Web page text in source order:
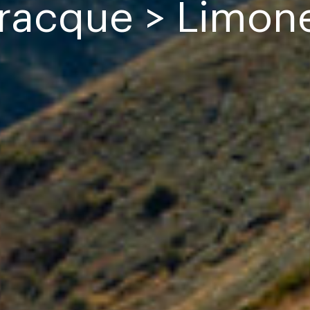
>